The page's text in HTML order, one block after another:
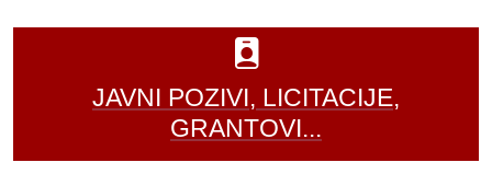
JAVNI POZIVI, LICITACIJE,
GRANTOVI...